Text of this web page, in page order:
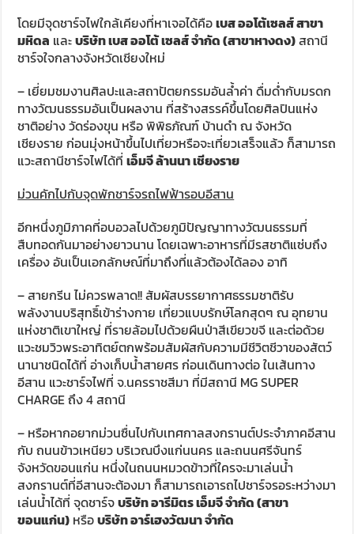
โดยมีจุดชาร์จไฟใกล้เคียงที่หาเจอได้คือเบส ออโต้เซลส์ สาขา
มหิดล และบริษัท เบส ออโต้ เซลส์ จำกัด (สาขาหางดง)สถานี
ชาร์จใจกลางจังหวัดเชียงใหม่
– เยี่ยมชมงานศิลปะและสถาปัตยกรรมอันล้ำค่า ดื่มด่ำกับมรดก
ทางวัฒนธรรมอันเป็นผลงาน ที่สร้างสรรค์ขึ้นโดยศิลปินแห่ง
ชาติอย่าง วัดร่องขุน หรือ พิพิธภัณฑ์ บ้านดำ ณ จังหวัด
เชียงราย ก่อนมุ่งหน้าขึ้นไปเที่ยวหรือจะเที่ยวเสร็จแล้ว ก็สามารถ
แวะสถานีชาร์จไฟได้ที่เอ็มจี ล้านนา เชียงราย
ม่วนคักไปกับจุดพักชาร์จรถไฟฟ้ารอบอีสาน
อีกหนึ่งภูมิภาคที่อบอวลไปด้วยภูมิปัญญาทางวัฒนธรรมที่
สืบทอดกันมาอย่างยาวนาน โดยเฉพาะอาหารที่มีรสชาติแซ่บถึง
เครื่อง อันเป็นเอกลักษณ์ที่มาถึงที่แล้วต้องได้ลอง อาทิ
– สายกรีน ไม่ควรพลาด!! สัมผัสบรรยากาศธรรมชาติรับ
พลังงานบริสุทธิ์เข้าร่างกาย เที่ยวแบบรักษ์โลกสุดๆ ณ อุทยาน
แห่งชาติเขาใหญ่ ที่รายล้อมไปด้วยผืนป่าสีเขียวขจี และต่อด้วย
แวะชมวิวพระอาทิตย์ตกพร้อมสัมผัสกับความมีชีวิตชีวาของสัตว์
นานาชนิดได้ที่ อ่างเก็บน้ำสายศร ก่อนเดินทางต่อ ในเส้นทาง
อีสาน แวะชาร์จไฟที่ จ.นครราชสีมา ที่มีสถานี MG SUPER
CHARGE ถึง 4 สถานี
– หรือหากอยากม่วนซื่นไปกับเทศกาลสงกรานต์ประจำภาคอีสาน
กับ ถนนข้าวเหนียว บริเวณบึงแก่นนคร และถนนศรีจันทร์
จังหวัดขอนแก่น หนึ่งในถนนหมวดข้าวที่ใครจะมาเล่นน้ำ
สงกรานต์ที่อีสานจะต้องมา ก็สามารถเอารถไปชาร์จรอระหว่างมา
เล่นน้ำได้ที่ จุดชาร์จบริษัท อารีมิตร เอ็มจี จำกัด (สาขา
ขอนแก่น) หรือบริษัท อาร์เฮงวัฒนา จำกัด